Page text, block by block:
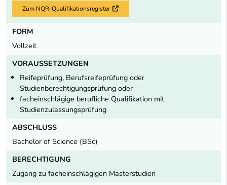
Zum NQR-Qualifikationsregister Externer Link
FORM
Vollzeit
VORAUSSETZUNGEN
Reifeprüfung, Berufsreifeprüfung oder
Studienberechtigungsprüfung oder
facheinschlägige berufliche Qualifikation mit
Studienzulassungsprüfung
ABSCHLUSS
Bachelor of Science (BSc)
BERECHTIGUNG
Zugang zu facheinschlägigen Masterstudien